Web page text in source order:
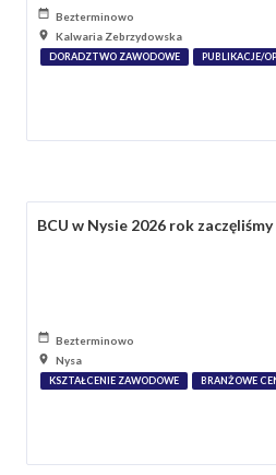
Bezterminowo
Kalwaria Zebrzydowska
DORADZTWO ZAWODOWE PUBLIKACJE/
BCU w Nysie 2026 rok
Bezterminowo
Nysa
KSZTAŁCENIE ZAWODOWE BRANŻOWE